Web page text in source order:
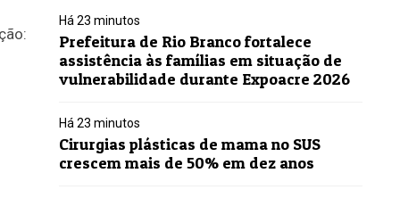
Há 23 minutos
Prefeitura de Rio Branco fortalece
assistência às famílias em situação de
vulnerabilidade durante Expoacre 2026
Há 23 minutos
Cirurgias plásticas de mama no SUS
crescem mais de 50% em dez anos